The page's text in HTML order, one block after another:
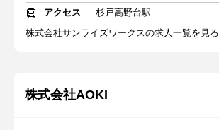
アクセス
杉戸高野台駅
株式会社サンライズワークスの求人一覧を見る
株式会社AOKI